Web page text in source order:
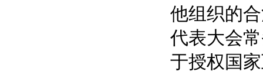
他组织的
代表大会
于授权国